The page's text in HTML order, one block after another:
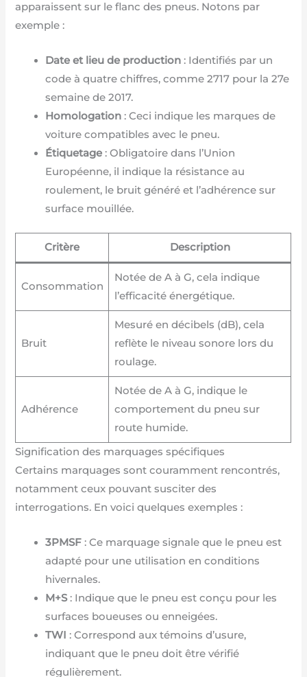
apparaissent sur le flanc des pneus. Notons par
exemple :
Date et lieu de production : Identifiés par un
code à quatre chiffres, comme 2717 pour la 27e
semaine de 2017.
Homologation : Ceci indique les marques de
voiture compatibles avec le pneu.
Étiquetage : Obligatoire dans l’Union
Européenne, il indique la résistance au
roulement, le bruit généré et l’adhérence sur
surface mouillée.
Critère Description
Consommation
Notée de A à G, cela indique
l’efficacité énergétique.
Bruit
Mesuré en décibels (dB), cela
reflète le niveau sonore lors du
roulage.
Adhérence
Notée de A à G, indique le
comportement du pneu sur
route humide.
Signification des marquages spécifiques
Certains marquages sont couramment rencontrés,
notamment ceux pouvant susciter des
interrogations. En voici quelques exemples :
3PMSF : Ce marquage signale que le pneu est
adapté pour une utilisation en conditions
hivernales.
M+S: Indique que le pneu est conçu pour les
surfaces boueuses ou enneigées.
TWI : Correspond aux témoins d’usure,
indiquant que le pneu doit être vérifié
régulièrement.